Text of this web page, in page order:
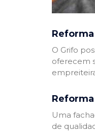
O Grifo
oferecem
Uma
de